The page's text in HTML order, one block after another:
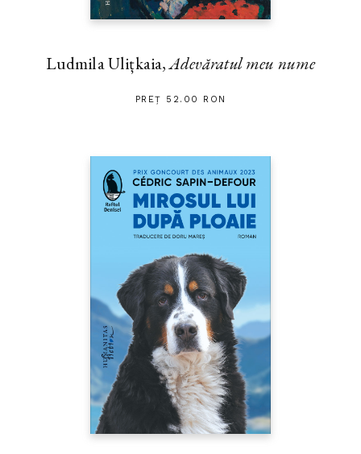
Ludmila Ulițkaia,Adevăratul meu nume
PREȚ 52.00 RON